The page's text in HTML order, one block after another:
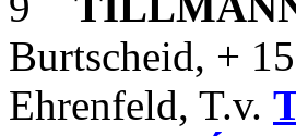
Burtscheid, +
Ehrenfeld, T.v.